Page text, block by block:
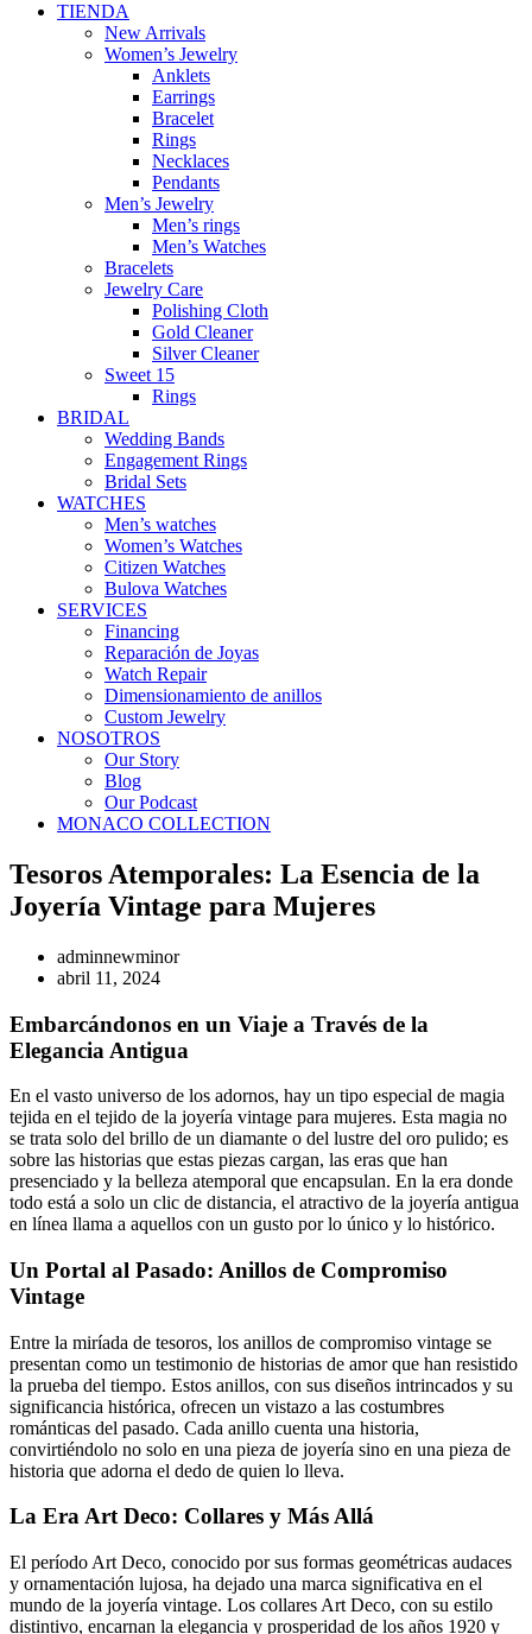
TIENDA
New Arrivals
Women’s Jewelry
Anklets
Earrings
Bracelet
Rings
Necklaces
Pendants
Men’s Jewelry
Men’s rings
Men’s Watches
Bracelets
Jewelry Care
Polishing Cloth
Gold Cleaner
Silver Cleaner
Sweet 15
Rings
BRIDAL
Wedding Bands
Engagement Rings
Bridal Sets
WATCHES
Men’s watches
Women’s Watches
Citizen Watches
Bulova Watches
SERVICES
Financing
Reparación de Joyas
Watch Repair
Dimensionamiento de anillos
Custom Jewelry
NOSOTROS
Our Story
Blog
Our Podcast
MONACO COLLECTION
Tesoros Atemporales: La Esencia de la
Joyería Vintage para Mujeres
adminnewminor
abril 11, 2024
Embarcándonos en un Viaje a Través de la
Elegancia Antigua
En el vasto universo de los adornos, hay un tipo especial de magia
tejida en el tejido de la joyería vintage para mujeres. Esta magia no
se trata solo del brillo de un diamante o del lustre del oro pulido; es
sobre las historias que estas piezas cargan, las eras que han
presenciado y la belleza atemporal que encapsulan. En la era donde
todo está a solo un clic de distancia, el atractivo de la joyería antigua
en línea llama a aquellos con un gusto por lo único y lo histórico.
Un Portal al Pasado: Anillos de Compromiso
Vintage
Entre la miríada de tesoros, los anillos de compromiso vintage se
presentan como un testimonio de historias de amor que han resistido
la prueba del tiempo. Estos anillos, con sus diseños intrincados y su
significancia histórica, ofrecen un vistazo a las costumbres
románticas del pasado. Cada anillo cuenta una historia,
convirtiéndolo no solo en una pieza de joyería sino en una pieza de
historia que adorna el dedo de quien lo lleva.
La Era Art Deco: Collares y Más Allá
El período Art Deco, conocido por sus formas geométricas audaces
y ornamentación lujosa, ha dejado una marca significativa en el
mundo de la joyería vintage. Los collares Art Deco, con su estilo
distintivo, encarnan la elegancia y prosperidad de los años 1920 y